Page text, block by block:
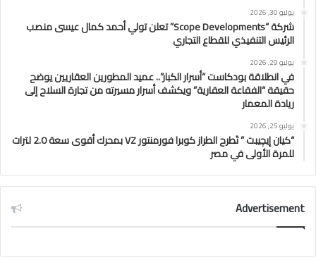
يوليو 30, 2026
شركة “Scope Developments” تعلن تولي أحمد كمال عيسى منصب
الرئيس التنفيذي للقطاع التجاري
يوليو 29, 2026
في انطلاقة بودكاست “أسرار الكبار”.. عميد المطورين العقاريين يوضح
حقيقة “الفقاعة العقارية” ويكشف أسرار مسيرته من تجارة السلاح إلى
ريادة المعمار
يوليو 25, 2026
“كيان إيچيبت ” تَطرح الطراز كوبرا فورمنتور VZ بمحرك أقوى سعة 2.0 لترات
للمرة الأولى في مصر
Advertisement